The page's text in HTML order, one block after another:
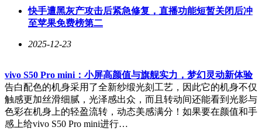
快手遭黑灰产攻击后紧急修复，直播功能短暂关闭后冲
至苹果免费榜第二
2025-12-23
vivo S50 Pro mini：小屏高颜值与旗舰实力，梦幻灵动新体验
告白配色的机身采用了全新纱缎光刻工艺，因此它的机身不仅
触感更加丝滑细腻，光泽感出众，而且转动间还能看到光影与
色彩在机身上的轻盈流转，动态美感满分！如果要在颜值和手
感上给vivo S50 Pro mini进行…